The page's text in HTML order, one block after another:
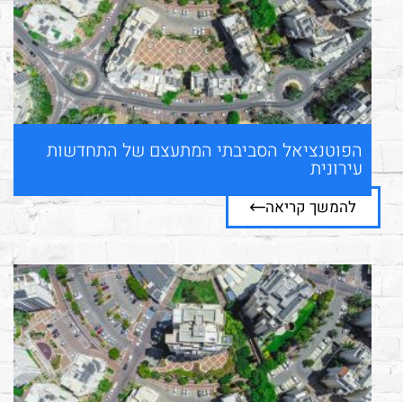
הפוטנציאל הסביבתי המתעצם של התחדשות
עירונית
להמשך קריאה